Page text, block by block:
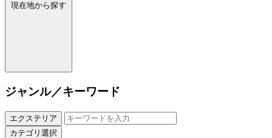
現在地から探す
ジャンル／キーワード
エクステリア
カテゴリ選択